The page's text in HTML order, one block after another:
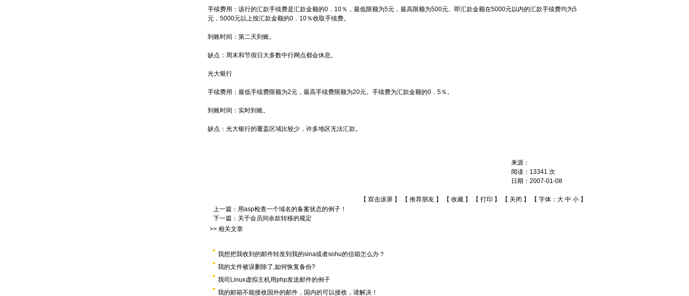
手续费用：该行的汇款手续费是汇款金额的0．10％，最低限额为5元，最高限额为500元。即汇款金额在5000元以内的汇款手续费均为5
元，5000元以上按汇款金额的0．10％收取手续费。
到账时间：第二天到账。
缺点：周末和节假日大多数中行网点都会休息。
光大银行
手续费用：最低手续费限额为2元，最高手续费限额为20元。手续费为汇款金额的0．5％。
到账时间：实时到账。
缺点：光大银行的覆盖区域比较少，许多地区无法汇款。
来源：
阅读： 13341 次
日期： 2007-01-08
【 双击滚屏 】 【 推荐朋友 】 【 收藏 】 【 打印 】 【 关闭 】 【 字体： 大 中 小 】
上一篇： 用asp检查一个域名的备案状态的例子！
下一篇： 关于会员间余款转移的规定
>> 相关文章
我想把我收到的邮件转发到我的sina或者sohu的信箱怎么办？
我的文件被误删除了,如何恢复备份?
我司Linux虚拟主机用php发送邮件的例子
我的邮箱不能接收国外的邮件，国内的可以接收，请解决！